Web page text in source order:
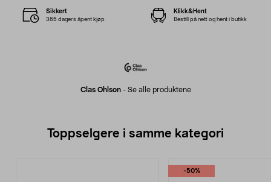
Clas Ohlson- Se alle produktene
Sikkert
365 dagers åpent kjøp
Klikk&Hent
Bestill på nett og hent i butikk
Toppselgere i samme kategori
-50%